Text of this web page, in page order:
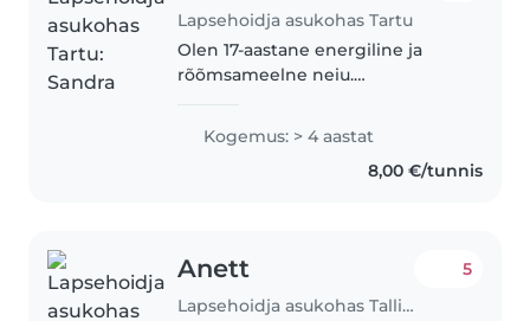
Lapsehoidja asukohas Tartu
Olen 17-aastane energiline ja
rõõmsameelne neiu.
õdesid ja venda, tuttavate lapsi ja
olen pakkunud hoidu läbi i grupi.
Kogemus: > 4 aastat
8,00 €/tunnis
Anett
Lapsehoidja asukohas Tallinn
5